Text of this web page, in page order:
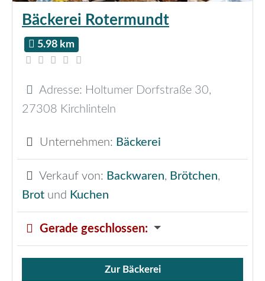
Bäckerei Rotermundt
5.98 km
Adresse: Holtumer Dorfstraße 30,
27308 Kirchlinteln
Unternehmen: Bäckerei
Verkauf von: Backwaren, Brötchen,
Brot und Kuchen
Gerade geschlossen:
Verkauf von Brötchen,
Zur Bäckerei